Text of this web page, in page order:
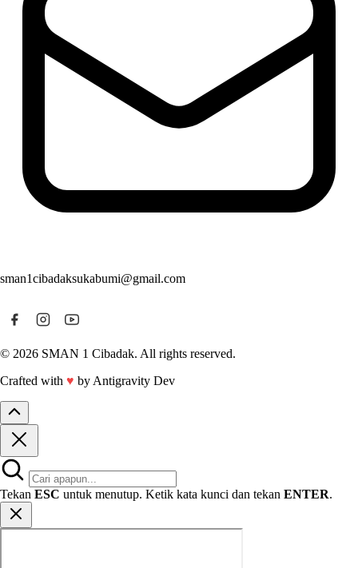
sman1cibadaksukabumi@gmail.com
© 2026 SMAN 1 Cibadak. All rights reserved.
Crafted with ♥ by Antigravity Dev
Tekan ESC untuk menutup. Ketik kata kunci dan tekan ENTER.